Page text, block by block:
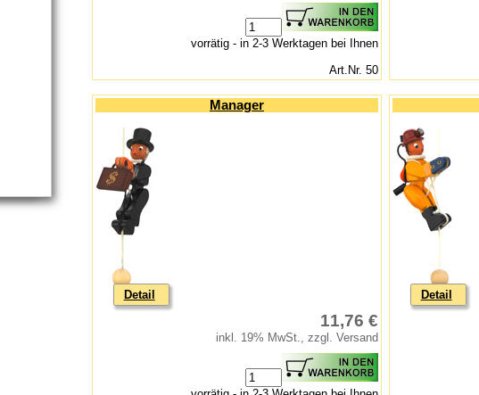
vorrätig - in 2-3 Werktagen bei Ihnen
Art.Nr. 50
Manager
Detail
11,76 €
inkl. 19% MwSt., zzgl. Versand
Detail